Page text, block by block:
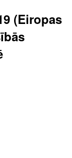
(Eiropas